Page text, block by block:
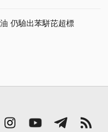
仍驗出苯駢芘超標